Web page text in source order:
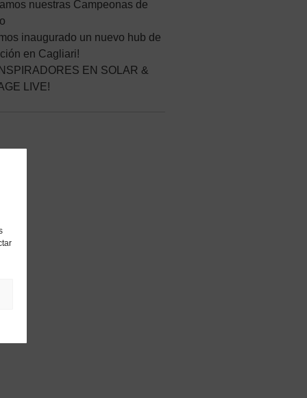
nuestras Campeonas de
inaugurado un nuevo hub de
en Cagliari!
EN SOLAR &
LIVE!